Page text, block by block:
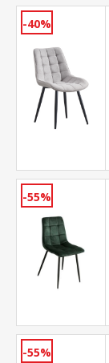
-40%
-55%
-55%